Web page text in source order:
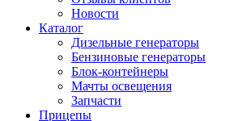
Новости
Каталог
Дизельные генераторы
Бензиновые генераторы
Блок-контейнеры
Мачты освещения
Запчасти
Прицепы